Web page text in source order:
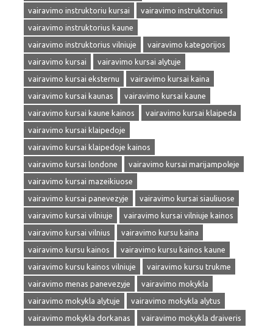
vairavimo instruktoriu kursai
vairavimo instruktorius
vairavimo instruktorius kaune
vairavimo instruktorius vilniuje
vairavimo kategorijos
vairavimo kursai
vairavimo kursai alytuje
vairavimo kursai eksternu
vairavimo kursai kaina
vairavimo kursai kaunas
vairavimo kursai kaune
vairavimo kursai kaune kainos
vairavimo kursai klaipeda
vairavimo kursai klaipedoje
vairavimo kursai klaipedoje kainos
vairavimo kursai londone
vairavimo kursai marijampoleje
vairavimo kursai mazeikiuose
vairavimo kursai panevezyje
vairavimo kursai siauliuose
vairavimo kursai vilniuje
vairavimo kursai vilniuje kainos
vairavimo kursai vilnius
vairavimo kursu kaina
vairavimo kursu kainos
vairavimo kursu kainos kaune
vairavimo kursu kainos vilniuje
vairavimo kursu trukme
vairavimo menas panevezyje
vairavimo mokykla
vairavimo mokykla alytuje
vairavimo mokykla alytus
vairavimo mokykla dorkanas
vairavimo mokykla draiveris